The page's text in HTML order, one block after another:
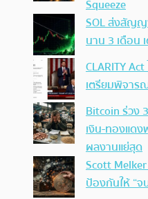
Squeeze
SOL ส่งสัญญ
นาน 3 เดือน
CLARITY
เตรียมพิจาร
Bitcoin ร่วง
เงิน-ทองแด
ผลงานแย่สุด
Scott Melker
ป้องกันให้ “จ